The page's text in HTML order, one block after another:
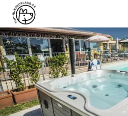
DIREKT BUCHBAR